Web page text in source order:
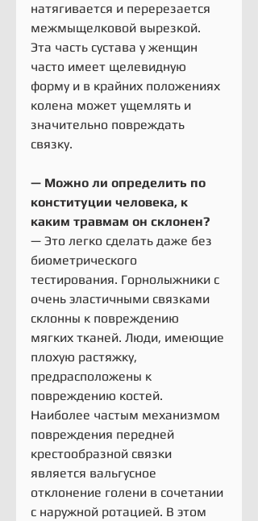
натягивается и перерезается
межмыщелковой вырезкой.
Эта часть сустава у женщин
часто имеет щелевидную
форму и в крайних положениях
колена может ущемлять и
значительно повреждать
связку.
— Можно ли определить по
конституции человека, к
каким травмам он склонен?
— Это легко сделать даже без
биометрического
тестирования. Горнолыжники с
очень эластичными связками
склонны к повреждению
мягких тканей. Люди, имеющие
плохую растяжку,
предрасположены к
повреждению костей.
Наиболее частым механизмом
повреждения передней
крестообразной связки
является вальгусное
отклонение голени в сочетании
с наружной ротацией. В этом